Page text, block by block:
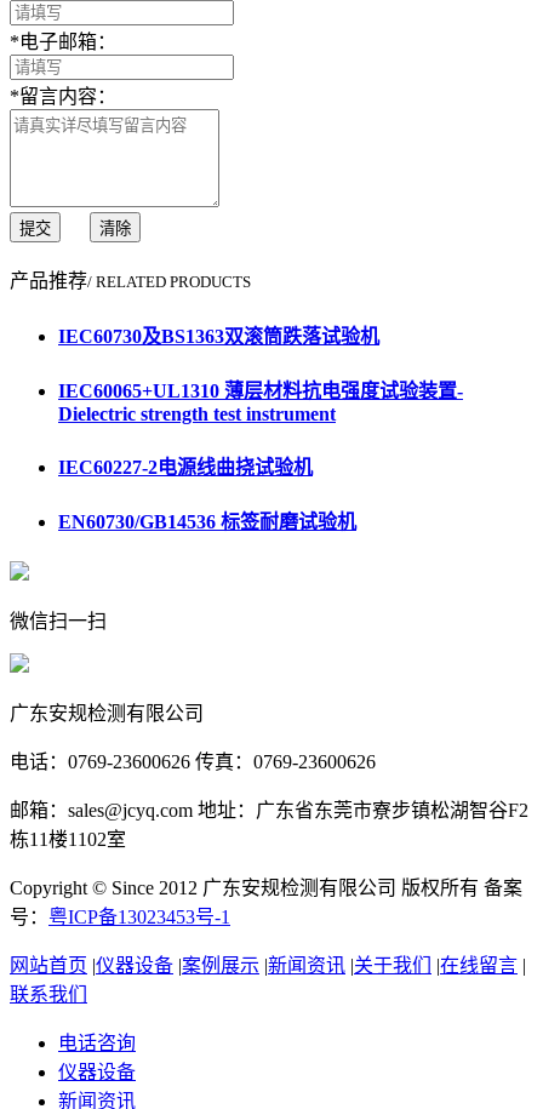
*电子邮箱：
*留言内容：
提交 清除
产品推荐/ RELATED PRODUCTS
IEC60730及BS1363双滚筒跌落试验机
IEC60065+UL1310 薄层材料抗电强度试验装置-
Dielectric strength test instrument
IEC60227-2电源线曲挠试验机
EN60730/GB14536 标签耐磨试验机
微信扫一扫
广东安规检测有限公司
电话：0769-23600626 传真：0769-23600626
邮箱：sales@jcyq.com 地址：广东省东莞市寮步镇松湖智谷F2
栋11楼1102室
Copyright © Since 2012 广东安规检测有限公司 版权所有 备案
号： 粤ICP备13023453号-1
网站首页 |仪器设备 |案例展示 |新闻资讯 |关于我们 |在线留言 |
联系我们
电话咨询
仪器设备
新闻资讯